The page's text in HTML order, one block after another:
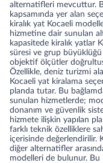
alternatifleri mevcuttur.
kapsamında yer alan
kiralık yat Kocaeli
hizmetine dair sunulan
kapasitede kiralık yatlar
süresi ve grup
objektif ölçütler
Özellikle, deniz turizmi
Kocaeli yat kiralama
planda tutar. Bu
sunulan hizmetlerde;
donanım ve güvenlik
hizmete ilişkin yapılan
farklı teknik özelliklere
içerisinde değerlendirilir.
diğer alternatifler
modelleri de bulunur. Bu